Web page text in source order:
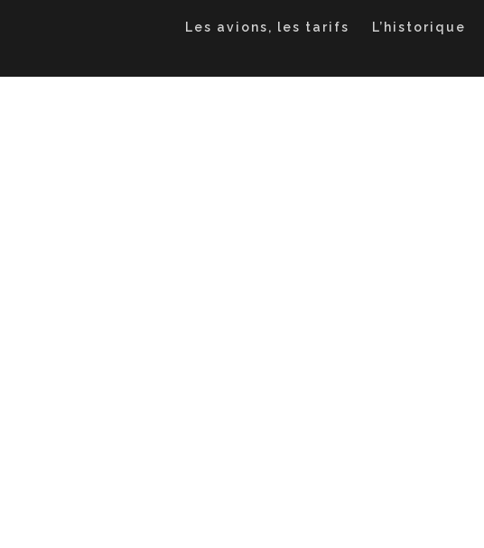
Les avions, les tarifs L’historique